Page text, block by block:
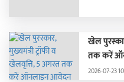
खेल
तक करें
2026-07-23